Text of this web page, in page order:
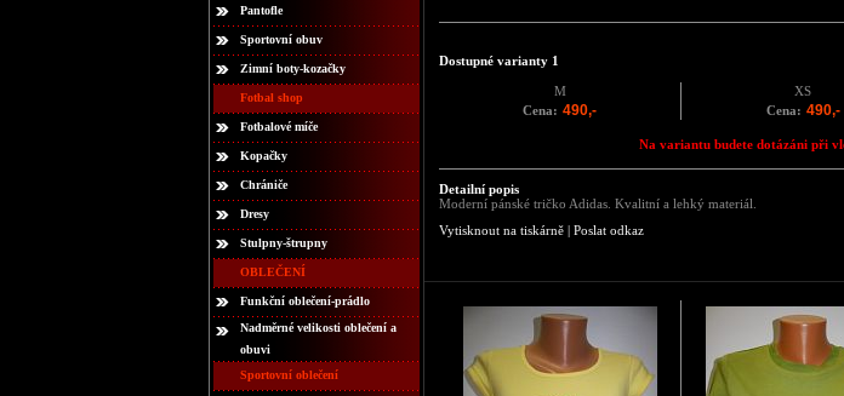
Pantofle
Sportovní obuv
Zimní boty-kozačky
Fotbal shop
Fotbalové míče
Kopačky
Chrániče
Dresy
Stulpny-štrupny
OBLEČENÍ
Funkční oblečení-prádlo
Nadměrné velikosti oblečení a
obuvi
Sportovní oblečení
Dostupné varianty 1
M
Cena: 490,-
XS
Cena: 490,-
Na variantu budete dotázáni při
Detailní popis
Moderní pánské tričko Adidas. Kvalitní a lehký materiál.
Vytisknout na tiskárně | Poslat odkaz